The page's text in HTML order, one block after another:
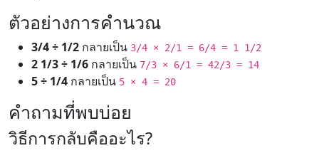
ตัวอย่างการคำนวณ
3/4 ÷ 1/2 กลายเป็น 3/4 × 2/1 = 6/4 = 1 1/2
2 1/3 ÷ 1/6 กลายเป็น 7/3 × 6/1 = 42/3 = 14
5 ÷ 1/4 กลายเป็น 5 × 4 = 20
คำถามที่พบบ่อย
วิธีการกลับคืออะไร?